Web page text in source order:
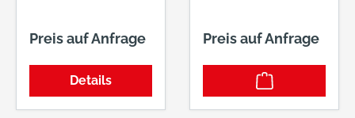
Preis auf Anfrage
Details
Preis auf Anfrage